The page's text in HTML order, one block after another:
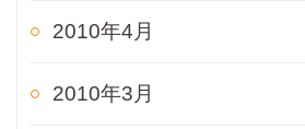
2010年4月
2010年3月